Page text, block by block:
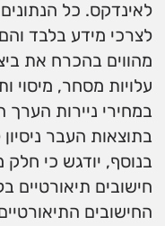
לאינדקס. כל
לצרכי מידע בלבד
מהווים בהכרח את
עלויות מסחר, מיסוי
במחירי ניירות
בתוצאות העבר
בנוסף, יודגש כי
חישובים תיאורטיים
החישובים